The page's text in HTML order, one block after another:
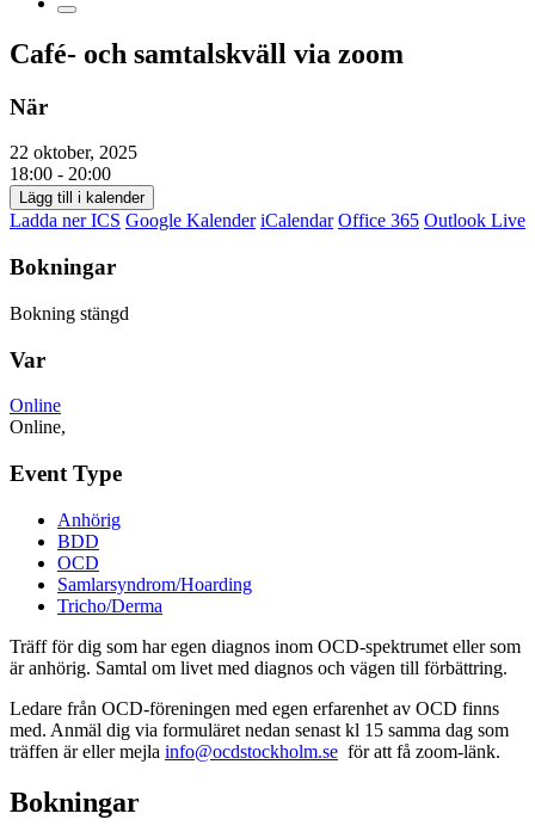
Café- och samtalskväll via zoom
När
22 oktober, 2025
18:00 - 20:00
Lägg till i kalender
Ladda ner ICS Google Kalender iCalendar Office 365 Outlook Live
Bokningar
Bokning stängd
Var
Online
Online,
Event Type
Anhörig
BDD
OCD
Samlarsyndrom/Hoarding
Tricho/Derma
Träff för dig som har egen diagnos inom OCD-spektrumet eller som
är anhörig. Samtal om livet med diagnos och vägen till förbättring.
Ledare från OCD-föreningen med egen erfarenhet av OCD finns
med. Anmäl dig via formuläret nedan senast kl 15 samma dag som
träffen är eller mejla info@ocdstockholm.se för att få zoom-länk.
Bokningar